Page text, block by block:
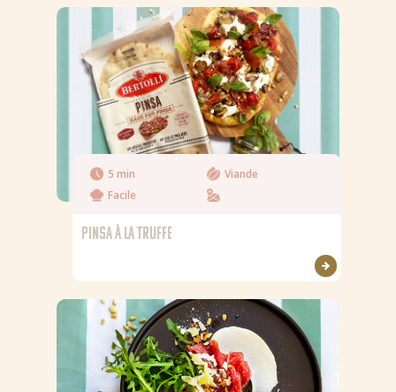
5 min
Viande
Facile
PINSA À LA TRUFFE